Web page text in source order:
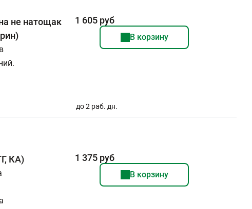
не натощак
1 605 руб
В корзину
до 2 раб. дн.
КА) 1 375 руб
В корзину